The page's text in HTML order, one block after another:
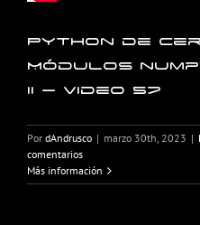
Python de
Módulos
II – Video 57
Por dAndrusco | marzo 30th, 2023 |
comentarios
Más información